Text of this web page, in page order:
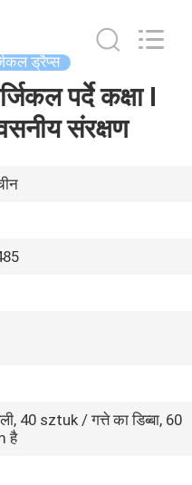
ड्रैप्स
पर्दे कक्षा I
संरक्षण
40 sztuk / गत्ते का डिब्बा, 60
है